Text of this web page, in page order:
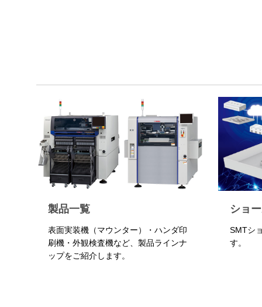
製品一覧
表面実装機（マウンター）・ハンダ印
刷機・外観検査機など、製品ラインナ
ップをご紹介します。
ショ
SMTシ
す。